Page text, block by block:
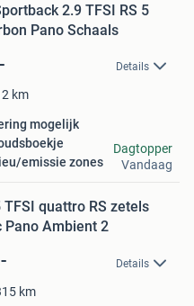
2.9 TFSI RS 5
Pano Schaals
Details
km
mogelijk
emissie zones
Dagtopper
Vandaag
TFSI quattro RS zetels
Pano Ambient 2
Details
km